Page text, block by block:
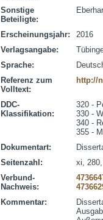
Sonstige
Beteiligte:
Erscheinungsjahr:
2016
Verlagsangabe:
Sprache:
Referenz zum
Volltext:
http://
DDC-
Klassifikation:
320 -
330 -
340 -
355 -
Dokumentart:
Seitenzahl:
xi,
Verbund-
Nachweis:
Kommentar: